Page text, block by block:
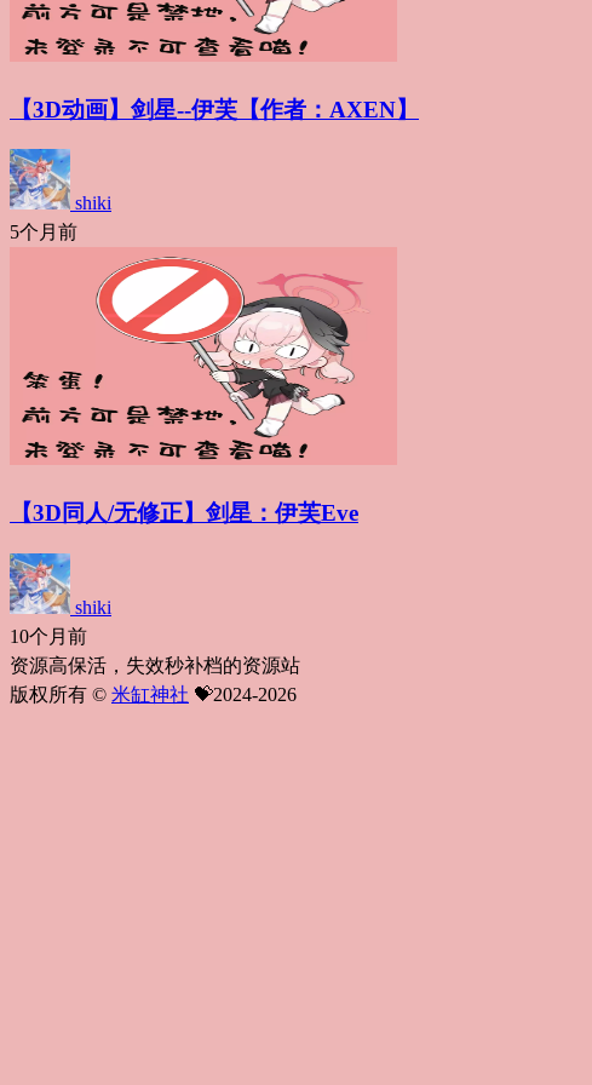
【3D动画】剑星--伊芙【作者：AXEN】
shiki
5个月前
【3D同人/无修正】剑星：伊芙Eve
shiki
10个月前
资源高保活，失效秒补档的资源站
版权所有 © 米缸神社 💝2024-2026